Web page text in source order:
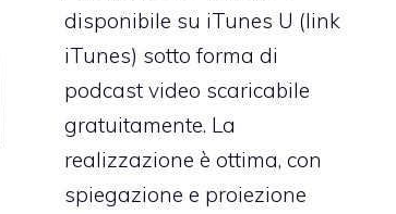
disponibile su iTunes U (link
iTunes) sotto forma di
podcast video scaricabile
gratuitamente. La
realizzazione è ottima, con
spiegazione e proiezione